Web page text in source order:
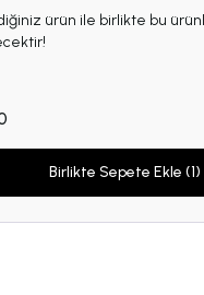
ürün ile birlikte bu
Birlikte Sepete Ekle (1)